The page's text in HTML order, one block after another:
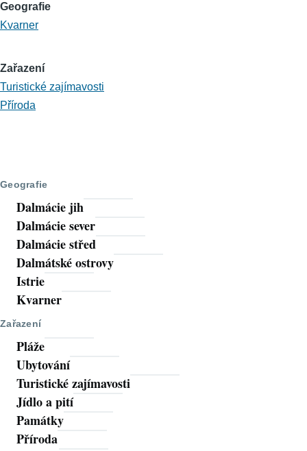
Geografie
Kvarner
Zařazení
Turistické zajímavosti
Příroda
Geografie
Dalmácie jih
Dalmácie sever
Dalmácie střed
Dalmátské ostrovy
Istrie
Kvarner
Zařazení
Pláže
Ubytování
Turistické zajímavosti
Jídlo a pití
Památky
Příroda